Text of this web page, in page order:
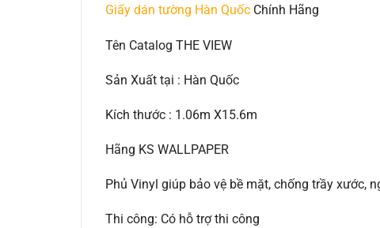
Giấy dán tường Hàn Quốc Chính Hãng
Tên Catalog THE VIEW
Sản Xuất tại : Hàn Quốc
Kích thước : 1.06m X15.6m
Hãng KS WALLPAPER
Phủ Vinyl giúp bảo vệ bề mặt, chống trầy xước,
Thi công: Có hỗ trợ thi công